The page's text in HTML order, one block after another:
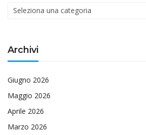
Categorie
Archivi
Giugno 2026
Maggio 2026
Aprile 2026
Marzo 2026